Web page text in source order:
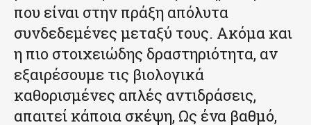
που είναι στην πράξη απόλυτα
συνδεδεμένες μεταξύ τους. Ακόμα και
η πιο στοιχειώδης δραστηριότητα, αν
εξαιρέσουμε τις βιολογικά
καθορισμένες απλές αντιδράσεις,
απαιτεί κάποια σκέψη, Ως ένα βαθμό,